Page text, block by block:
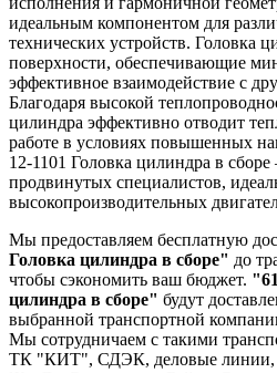
идеальным компонентом для
технических устройств. Головка
поверхности, обеспечивающие
эффективное взаимодействие с
Благодаря высокой
цилиндра эффективно отводит
работе в условиях повышенных
12-1101 Головка цилиндра в
продвинутых специалистов,
высокопроизводительных
Мы предоставляем бесплатную
Головка цилиндра в сборе" до
чтобы сэкономить ваш бюджет.
цилиндра в сборе" будут
выбранной транспортной
Мы сотрудничаем с такими
ТК "КИТ", СДЭК, деловые линии,